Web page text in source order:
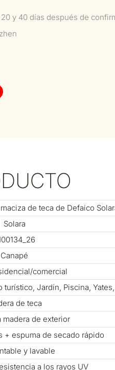
20 y 40 días después de
de teca de Defaico
Solara
Canapé
comercial
Jardín, Piscina,
de teca
madera de exterior
+ espuma de secado rápido
y lavable
a los rayos UV